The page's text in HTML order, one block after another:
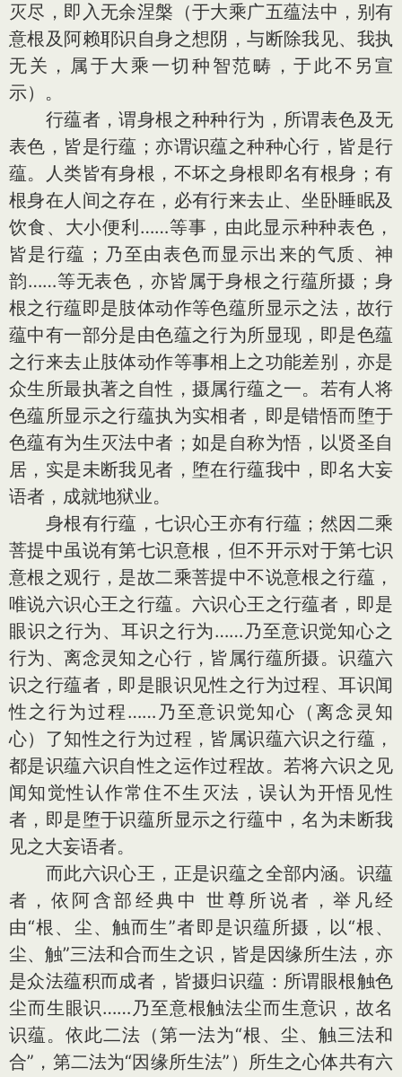
灭尽，即入无余涅槃（于大乘广五蕴法中，别有
意根及阿赖耶识自身之想阴，与断除我见、我执
无关，属于大乘一切种智范畴，于此不另宣
示）。
行蕴者，谓身根之种种行为，所谓表色及无
表色，皆是行蕴；亦谓识蕴之种种心行，皆是行
蕴。人类皆有身根，不坏之身根即名有根身；有
根身在人间之存在，必有行来去止、坐卧睡眠及
饮食、大小便利……等事，由此显示种种表色，
皆是行蕴；乃至由表色而显示出来的气质、神
韵……等无表色，亦皆属于身根之行蕴所摄；身
根之行蕴即是肢体动作等色蕴所显示之法，故行
蕴中有一部分是由色蕴之行为所显现，即是色蕴
之行来去止肢体动作等事相上之功能差别，亦是
众生所最执著之自性，摄属行蕴之一。若有人将
色蕴所显示之行蕴执为实相者，即是错悟而堕于
色蕴有为生灭法中者；如是自称为悟，以贤圣自
居，实是未断我见者，堕在行蕴我中，即名大妄
语者，成就地狱业。
身根有行蕴，七识心王亦有行蕴；然因二乘
菩提中虽说有第七识意根，但不开示对于第七识
意根之观行，是故二乘菩提中不说意根之行蕴，
唯说六识心王之行蕴。六识心王之行蕴者，即是
眼识之行为、耳识之行为……乃至意识觉知心之
行为、离念灵知之心行，皆属行蕴所摄。识蕴六
识之行蕴者，即是眼识见性之行为过程、耳识闻
性之行为过程……乃至意识觉知心（离念灵知
心）了知性之行为过程，皆属识蕴六识之行蕴，
都是识蕴六识自性之运作过程故。若将六识之见
闻知觉性认作常住不生灭法，误认为开悟见性
者，即是堕于识蕴所显示之行蕴中，名为未断我
见之大妄语者。
而此六识心王，正是识蕴之全部内涵。识蕴
者，依阿含部经典中 世尊所说者，举凡经
由“根、尘、触而生”者即是识蕴所摄，以“根、
尘、触”三法和合而生之识，皆是因缘所生法，亦
是众法蕴积而成者，皆摄归识蕴：所谓眼根触色
尘而生眼识……乃至意根触法尘而生意识，故名
识蕴。依此二法（第一法为“根、尘、触三法和
合”，第二法为“因缘所生法”）所生之心体共有六